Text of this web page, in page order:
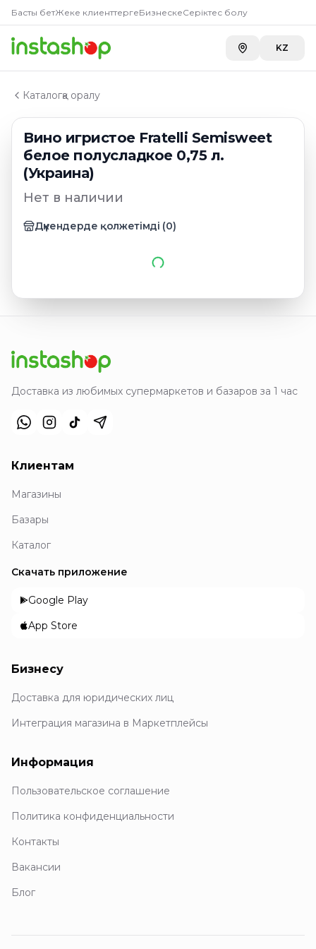
Басты бетЖеке клиенттергеБизнескеСеріктес болу
KZ
Каталогқа оралу
Вино игристое Fratelli Semisweet
белое полусладкое 0,75 л.
(Украина)
Нет в наличии
Дүкендерде қолжетімді (0)
Главная
Каталог
Игристые вина украины
Вино игристое Fratelli Semisweet белое полусладкое
Доставка из любимых супермаркетов и базаров за 1 час
Клиентам
Магазины
Базары
Каталог
Скачать приложение
Google Play
App Store
Бизнесу
Доставка для юридических лиц
Интеграция магазина в Маркетплейсы
Информация
Пользовательское соглашение
Политика конфиденциальности
Контакты
Вакансии
Блог